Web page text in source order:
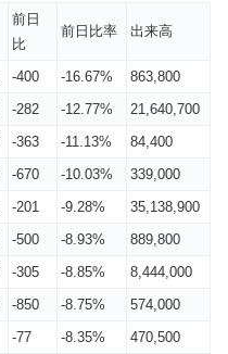
前日
比
前日比率 出来高
-400 -16.67%
863,800
-282 -12.77%
21,640,700
-363 -11.13%
84,400
-670 -10.03%
339,000
-201 -9.28%
35,138,900
-500 -8.93%
889,800
-305 -8.85%
8,444,000
-850 -8.75%
574,000
-77 -8.35%
470,500